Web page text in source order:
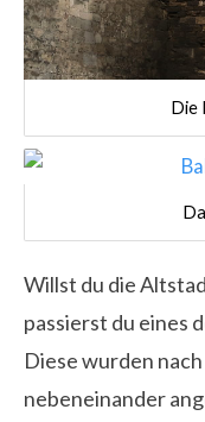
Die
Willst du die
passierst du eines
Diese wurden
nebeneinander